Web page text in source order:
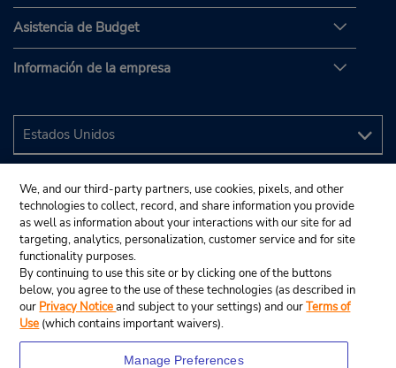
Asistencia de Budget
Información de la empresa
We, and our third-party partners, use cookies, pixels, and other
technologies to collect, record, and share information you provide
as well as information about your interactions with our site for ad
targeting, analytics, personalization, customer service and for site
functionality purposes.
By continuing to use this site or by clicking one of the buttons
below, you agree to the use of these technologies (as described in
our Privacy Noticeand subject to your settings) and ourTerms of
Use (which contains important waivers).
Manage Preferences